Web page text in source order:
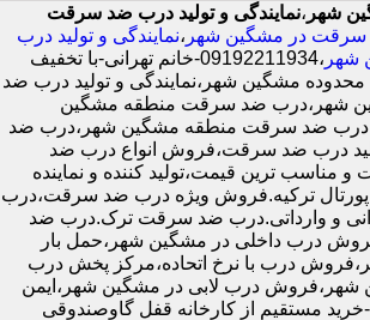
شهر ،نمایندگی و تولید درب ضد سرقت
در مشگین شهر ،نمایندگی و تولید درب
شهر
،09192211934-خانم تهرانی-با تخفیف
مشگین شهر،نمایندگی و تولید درب ضد
شهر،درب ضد سرقت منطقه مشگین
درب ضد سرقت منطقه مشگین شهر،درب ضد
درب ضد سرقت،فروش انواع درب ضد
و مناسب ترین قیمت،تولید کننده و نماینده
ترکیه.فروش ویژه درب ضد سرقت،درب
و وارداتی.درب ضد سرقت ترک.درب ضد
درب داخلی در مشگین شهر،حمل بار
درب با نرخ اتحاده،مرکز پخش درب
درب لابی در مشگین شهر،ایمن
مستقیم از کارخانه قفل گاوصندوقی